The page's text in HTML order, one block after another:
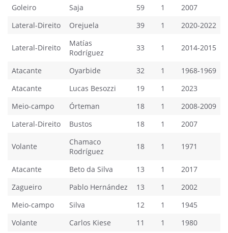
Goleiro
Saja 59 1
2007
Lateral-Direito
Orejuela 39 1 2020-2022
Lateral-Direito
Matías
Rodríguez
33 1 2014-2015
Atacante Oyarbide 32 1
1968-1969
Atacante
Lucas Besozzi 19 1
2023
Meio-campo
Órteman 18 1
2008-2009
Lateral-Direito
Bustos 18 1 2007
Volante
Chamaco
Rodríguez
18 1 1971
Atacante Beto da Silva 13 1
2017
Zagueiro
Pablo Hernández 13 1
2002
Meio-campo
Silva 12 1
1945
Volante
Carlos Kiese 11 1
1980